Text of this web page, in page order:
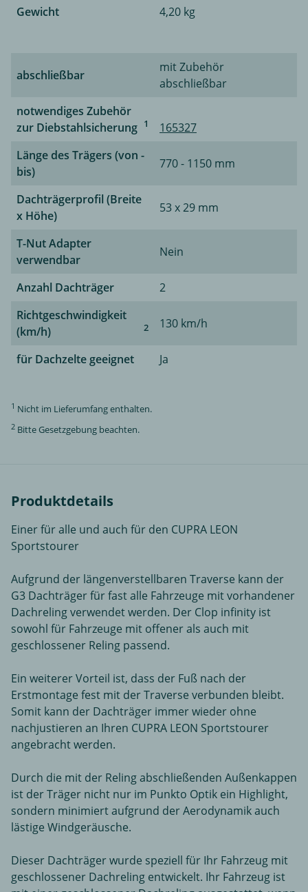
Gewicht
4,20 kg
abschließbar
mit Zubehör
abschließbar
notwendiges Zubehör
zur Diebstahlsicherung 1
165327
Länge des Trägers (von -
bis)
770 - 1150 mm
Dachträgerprofil (Breite
x Höhe)
53 x 29 mm
T-Nut Adapter
verwendbar
Nein
Anzahl Dachträger
2
Richtgeschwindigkeit
(km/h)
2 130 km/h
für Dachzelte geeignet Ja
1 Nicht im Lieferumfang enthalten.
2 Bitte Gesetzgebung beachten.
Produktdetails
Einer für alle und auch für den CUPRA LEON
Sportstourer
Aufgrund der längenverstellbaren Traverse kann der
G3 Dachträger für fast alle Fahrzeuge mit vorhandener
Dachreling verwendet werden. Der Clop infinity ist
sowohl für Fahrzeuge mit offener als auch mit
geschlossener Reling passend.
Ein weiterer Vorteil ist, dass der Fuß nach der
Erstmontage fest mit der Traverse verbunden bleibt.
Somit kann der Dachträger immer wieder ohne
nachjustieren an Ihren CUPRA LEON Sportstourer
angebracht werden.
Durch die mit der Reling abschließenden Außenkappen
ist der Träger nicht nur im Punkto Optik ein Highlight,
sondern minimiert aufgrund der Aerodynamik auch
lästige Windgeräusche.
Dieser Dachträger wurde speziell für Ihr Fahrzeug mit
geschlossener Dachreling entwickelt. Ihr Fahrzeug ist